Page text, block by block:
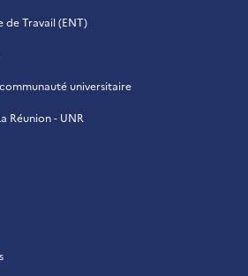
de Travail (ENT)
universitaire
Réunion - UNR